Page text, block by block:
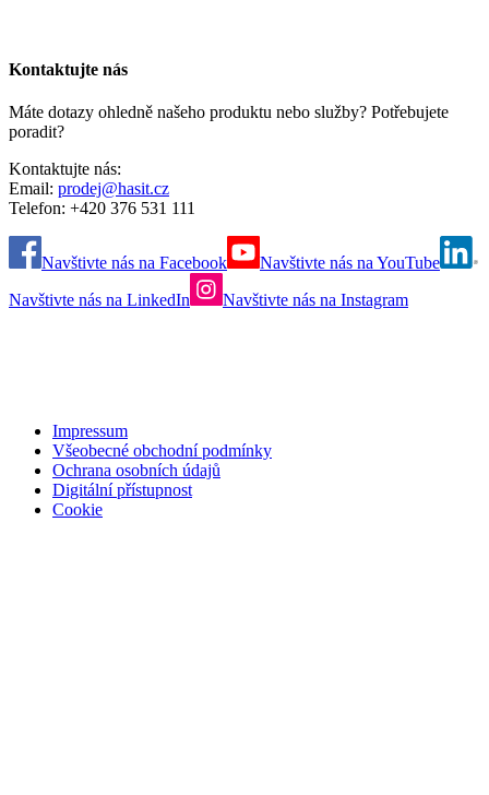
Kontaktujte nás
Máte dotazy ohledně našeho produktu nebo služby? Potřebujete
poradit?
Kontaktujte nás:
Email: prodej@hasit.cz
Telefon: +420 376 531 111
Navštivte nás na Facebook
Navštivte nás na YouTube
Navštivte nás na LinkedIn
Navštivte nás na Instagram
Impressum
Všeobecné obchodní podmínky
Ochrana osobních údajů
Digitální přístupnost
Cookie